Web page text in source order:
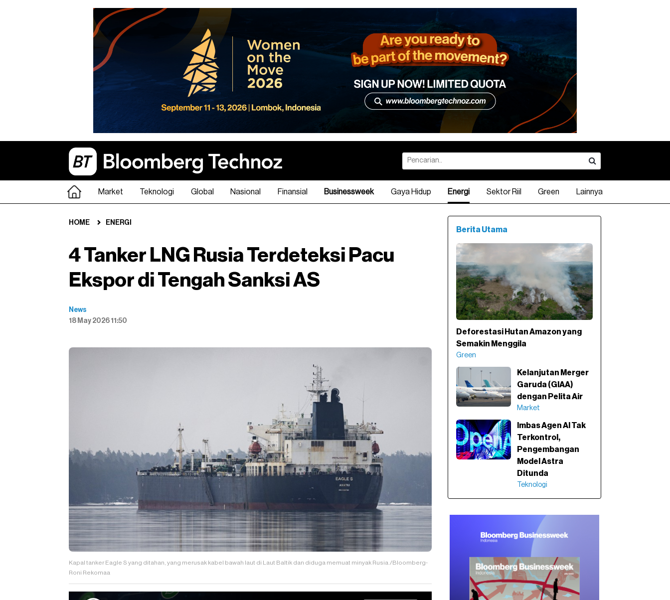
Market Teknologi Global Nasional Finansial Businessweek Gaya Hidup Energi Sektor Riil Green Lainnya
HOME ENERGI
4 Tanker LNG Rusia Terdeteksi Pacu
Ekspor di Tengah Sanksi AS
News
18 May 2026 11:50
Kapal tanker Eagle S yang ditahan, yang merusak kabel bawah laut di Laut Baltik dan diduga memuat minyak Rusia./Bloomberg-
Roni Rekomaa
Berita Utama
Deforestasi Hutan Amazon yang
Semakin Menggila
Green
Kelanjutan Merger
Garuda (GIAA)
dengan Pelita Air
Market
Imbas Agen AI Tak
Terkontrol,
Pengembangan
Model Astra
Ditunda
Teknologi